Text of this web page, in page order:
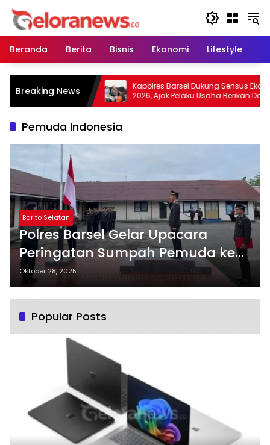
Langsung
konten
Beranda
Berita Bisnis Ekonomi Lifestyle
Breaking News
Warga Tidak
Lahan, Wujudkan
Kabut Asap
Kapolres Barsel Dukung Sensus Ekonomi
2026, Ajak Pelaku Usaha Berikan Data
yang Jujur
Pemuda Indonesia
Barito Selatan
Polres Barsel Gelar Upacara
Peringatan Sumpah Pemuda ke-
97
Oktober 28, 2025
Popular Posts